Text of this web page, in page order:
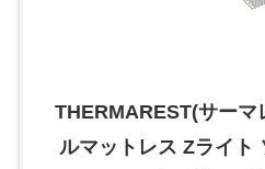
THERMAREST(サーマ
ルマットレス Zライト